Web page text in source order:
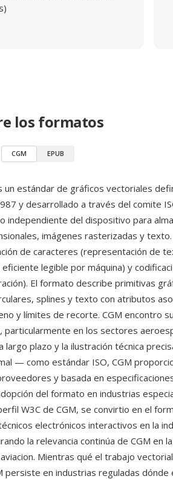
los formatos
CGM EPUB
un estándar de gráficos vectoriales
y desarrollado a través del comite
independiente del dispositivo para
imágenes rasterizadas y
de caracteres (representación de
legible por máquina) y
El formato describe primitivas
splines y texto con atributos
y límites de recorte. CGM encontro
particularmente en los sectores
plazo y la ilustración técnica
— como estándar ISO, CGM
y basada en
del formato en industrias
W3C de CGM, se convirtio en el
electrónicos interactivos en la
la relevancia continúa de CGM en la
Mientras qué el trabajo
persiste en industrias reguladas